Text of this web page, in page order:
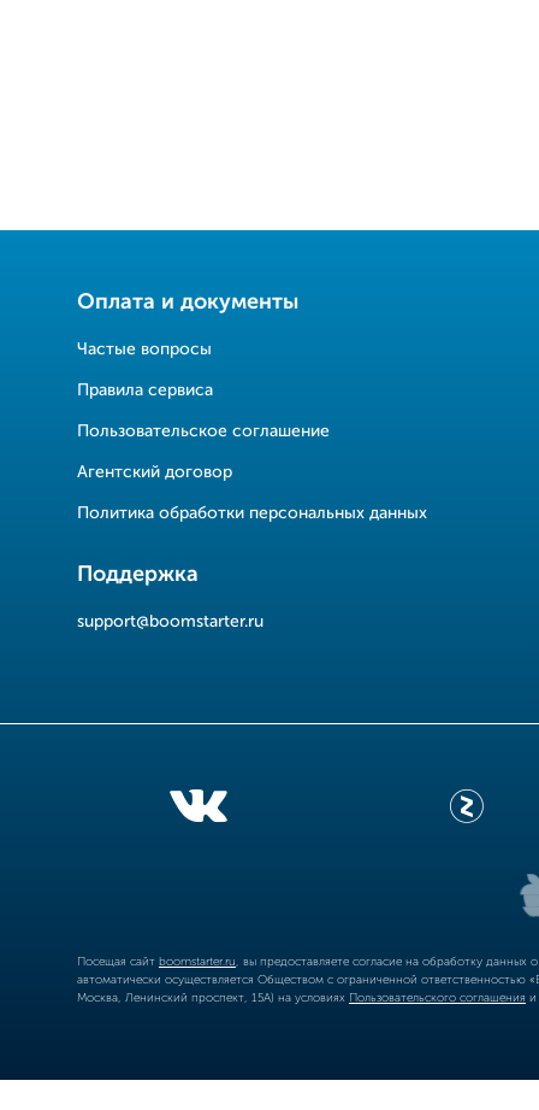
Оплата и документы
Частые вопросы
Правила сервиса
Пользовательское соглашение
Агентский договор
Политика обработки персональных данных
Поддержка
support@boomstarter.ru
Посещая сайт boomstarter.ru , вы предоставляете согласие на обработку
автоматически осуществляется Обществом с ограниченной
Москва, Ленинский проспект, 15А) на условиях Пользовательского соглашения и